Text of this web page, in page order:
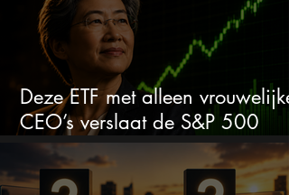
Deze ETF met alleen vrouwelijke
CEO’s verslaat de S&P 500
keihard